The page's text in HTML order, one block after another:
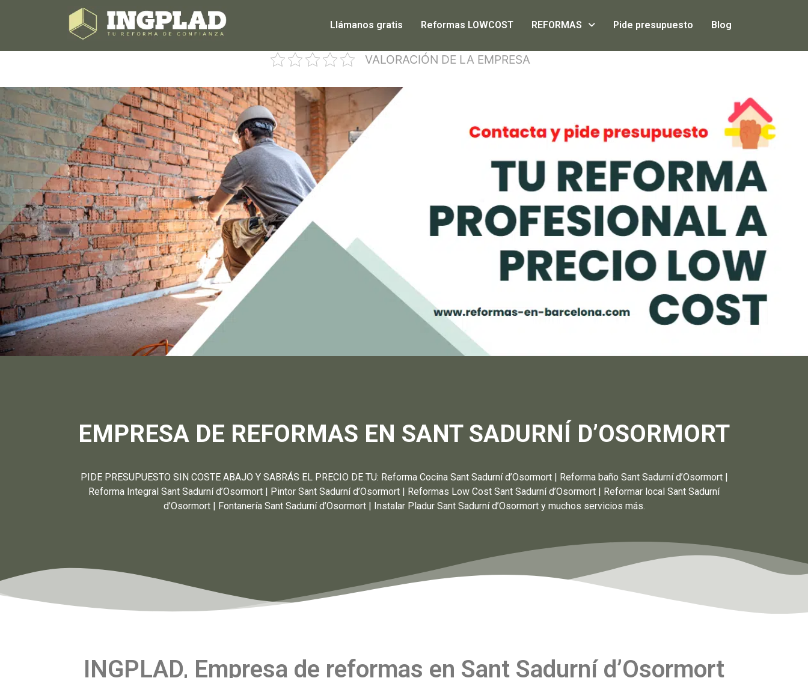
Llámanos gratis Reformas LOWCOST REFORMAS Pide presupuesto Blog
VALORACIÓN DE LA EMPRESA
EMPRESA DE REFORMAS EN SANT SADURNÍ D’OSORMORT
PIDE PRESUPUESTO SIN COSTE ABAJO Y SABRÁS EL PRECIO DE TU: Reforma Cocina Sant Sadurní d’Osormort | Reforma baño Sant Sadurní d’Osormort |
Reforma Integral Sant Sadurní d’Osormort | Pintor Sant Sadurní d’Osormort | Reformas Low Cost Sant Sadurní d’Osormort | Reformar local Sant Sadurní
d’Osormort | Fontanería Sant Sadurní d’Osormort | Instalar Pladur Sant Sadurní d’Osormort y muchos servicios más.
INGPLAD, Empresa de reformas en Sant Sadurní d’Osormort